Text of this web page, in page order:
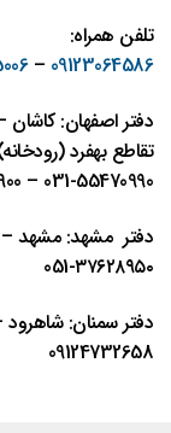
تلفن همراه:
09123064586
–
دفتر اصفهان: کاشان
تقاطع بهفرد
031-55470990 – 031-55470900
دفتر مشهد: مشهد – بلوار
٣٧٦٢٨٩٥٠-051
دفتر سمنان: شاهرود
09124732658